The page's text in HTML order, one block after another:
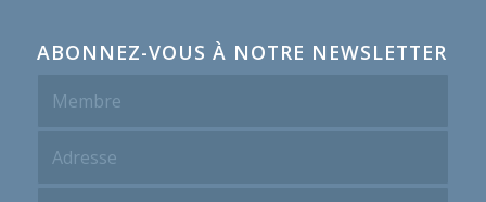
ABONNEZ-VOUS À NOTRE NEWSLETTER